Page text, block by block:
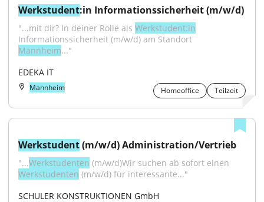
Werkstudent:in Informationssicherheit (m/w/d)
"...mit dir? In deiner Rolle als Werkstudent:in
Mannheim..."
EDEKA IT
Mannheim Homeoffice Teilzeit
Werkstudent (m/w/d) Administration/Vertrieb
"...Werkstudenten
Werkstudenten (m/w/d) für interessante..."
SCHULER KONSTRUKTIONEN GmbH